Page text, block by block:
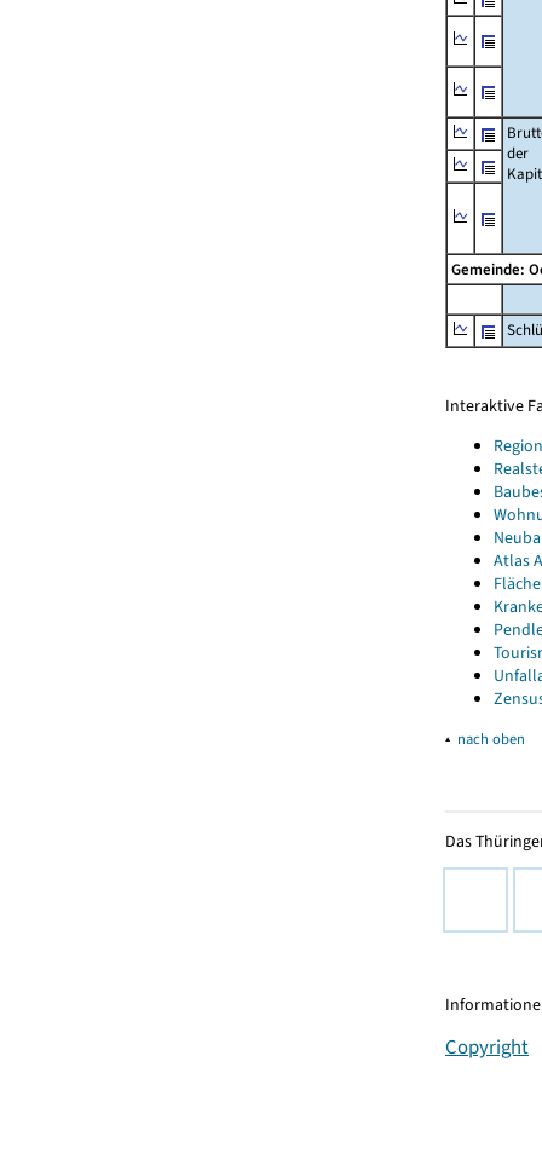
der
Gemeinde:
Interaktive
Atlas
▴ nach oben
Das
Copyright